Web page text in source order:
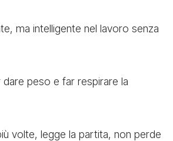
ma intelligente nel lavoro senza
peso e far respirare la
volte, legge la partita, non perde